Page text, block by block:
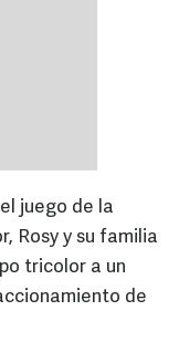
juego de la
Rosy y su familia
tricolor a un
de